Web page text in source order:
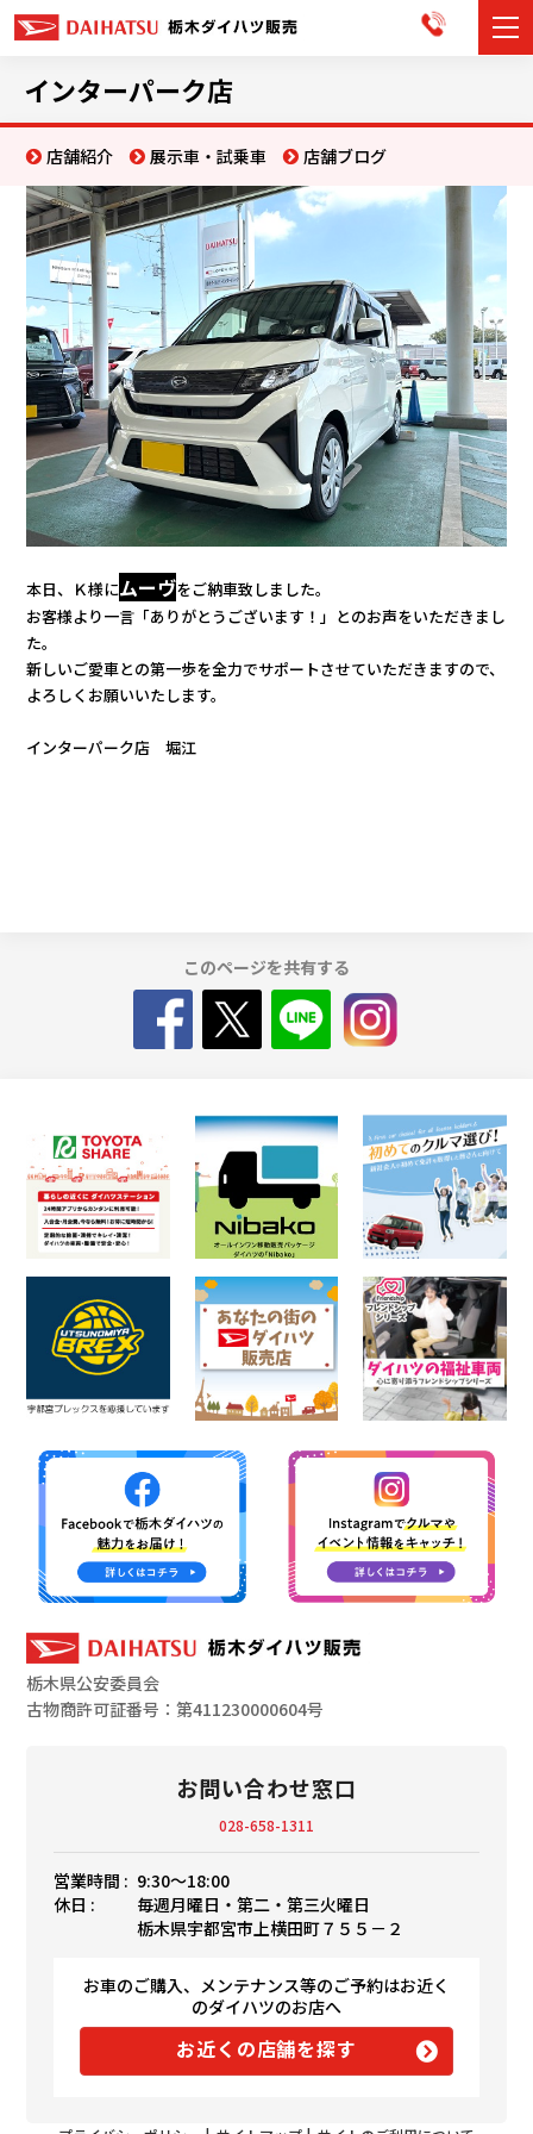
展示車・試乗車
店舗情報
イベント・キャンペーン
ご購入者サポート
アフターサポート
会社情報
インターパーク店
店舗紹介 展示車・試乗車 店舗ブログ
本日、Ｋ様にムーヴをご納車致しました。
お客様より一言「ありがとうございます！」とのお声をいただきまし
た。
新しいご愛車との第一歩を全力でサポートさせていただきますので、
よろしくお願いいたします。
インターパーク店 堀江
このページを共有する
栃木県公安委員会
古物商許可証番号：第411230000604号
お問い合わせ窓口
028-658-1311
営業時間 : 9:30〜18:00
休日 :
毎週月曜日・第二・第三火曜日
栃木県宇都宮市上横田町７５５－２
お車のご購入、メンテナンス等のご予約はお近く
のダイハツのお店へ
お近くの店舗を探す